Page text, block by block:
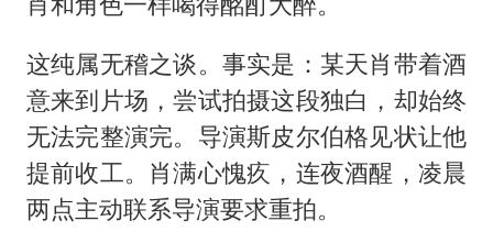
这纯属无稽之谈。事实是：某天肖带着酒
意来到片场，尝试拍摄这段独白，却始终
无法完整演完。导演斯皮尔伯格见状让他
提前收工。肖满心愧疚，连夜酒醒，凌晨
两点主动联系导演要求重拍。